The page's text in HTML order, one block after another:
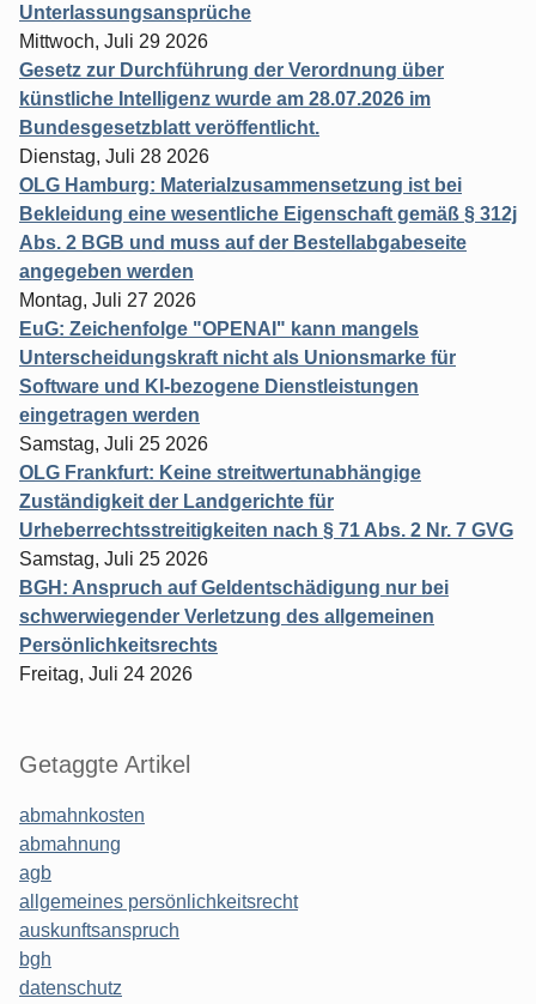
Unterlassungsansprüche
Mittwoch, Juli 29 2026
Gesetz zur Durchführung der Verordnung über
künstliche Intelligenz wurde am 28.07.2026 im
Bundesgesetzblatt veröffentlicht.
Dienstag, Juli 28 2026
OLG Hamburg: Materialzusammensetzung ist bei
Bekleidung eine wesentliche Eigenschaft gemäß § 312j
Abs. 2 BGB und muss auf der Bestellabgabeseite
angegeben werden
Montag, Juli 27 2026
EuG: Zeichenfolge "OPENAI" kann mangels
Unterscheidungskraft nicht als Unionsmarke für
Software und KI-bezogene Dienstleistungen
eingetragen werden
Samstag, Juli 25 2026
OLG Frankfurt: Keine streitwertunabhängige
Zuständigkeit der Landgerichte für
Urheberrechtsstreitigkeiten nach § 71 Abs. 2 Nr. 7 GVG
Samstag, Juli 25 2026
BGH: Anspruch auf Geldentschädigung nur bei
schwerwiegender Verletzung des allgemeinen
Persönlichkeitsrechts
Freitag, Juli 24 2026
Getaggte Artikel
abmahnkosten
abmahnung
agb
allgemeines persönlichkeitsrecht
auskunftsanspruch
bgh
datenschutz